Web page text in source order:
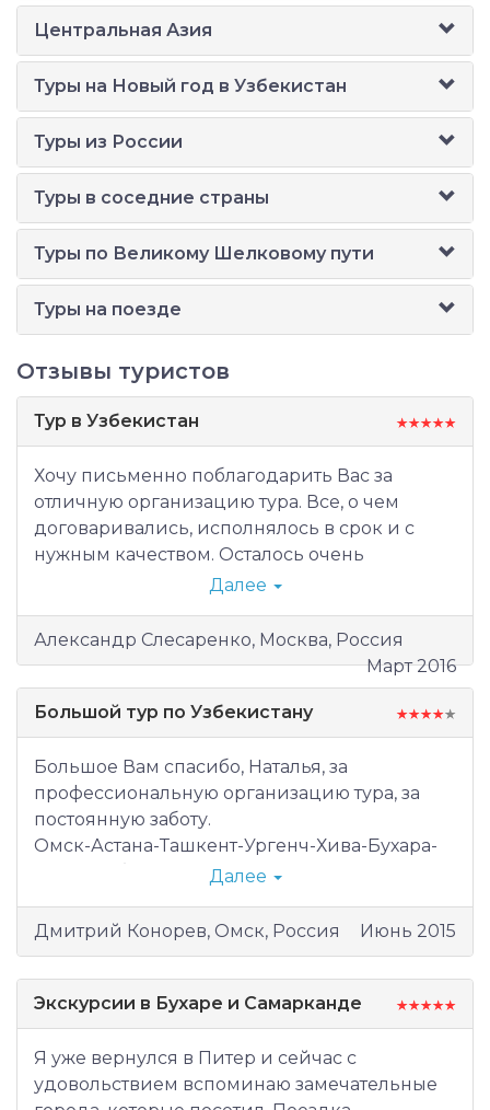
Центральная Азия
Туры на Новый год в Узбекистан
Туры из России
Туры в соседние страны
Туры по Великому Шелковому пути
Туры на поезде
Отзывы туристов
Тур в Узбекистан
Хочу письменно поблагодарить Вас за
отличную организацию тура. Все, о чем
договаривались, исполнялось в срок и с
нужным качеством. Осталось очень
приятное впечатление от страны, людей и
(Ильхом).
Если мои друзья поедут в Узбекистан, будем
рекомендовать вашу фирму.
Далее
Александр Слесаренко, Москва, Россия
Март 2016
Большой тур по Узбекистану
Большое Вам спасибо, Наталья, за
профессиональную организацию тура, за
постоянную заботу.
Омск-Астана-Ташкент-Ургенч-Хива-Бухара-
Шахрисабз-Самарканд-Ташкент-Коканд-
начале июня.
утомительно передвигаться между разными
городами Узбекистана. Из Ташкента в Ургенч
на самолете, Хива на автомобиле совсем
рядом. Далее в Бухару самолетом, а не
автомобилем через пустыню, благодаря
Далее
Дмитрий Конорев, Омск, Россия Июнь 2015
Экскурсии в Бухаре и Самарканде
Я уже вернулся в Питер и сейчас с
удовольствием вспоминаю замечательные